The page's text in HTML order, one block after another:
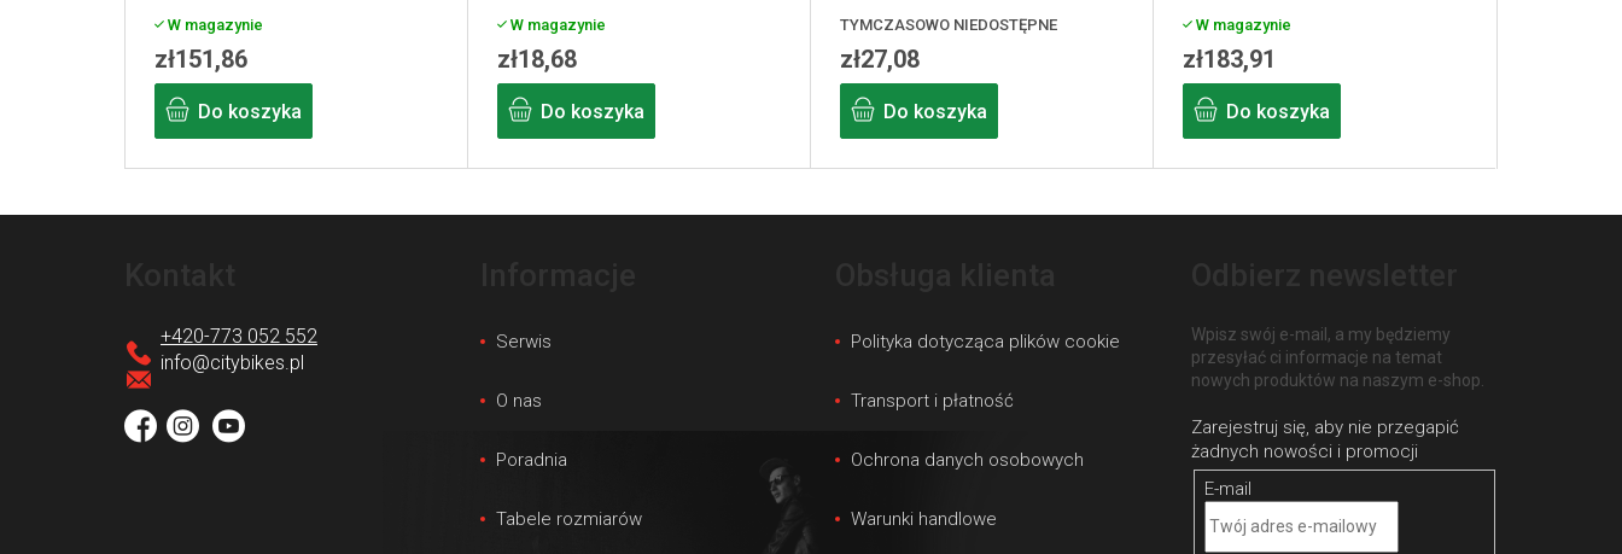
W magazynie
zł151,86
Do koszyka
W magazynie
zł18,68
Do koszyka
TYMCZASOWO NIEDOSTĘPNE
zł27,08
Do koszyka
W magazynie
zł183,91
Do koszyka
info@citybikes.pl
+420-773 052 552 Serwis
O nas
Poradnia
Tabele rozmiarów
Polityka dotycząca plików cookie
Transport i płatność
Ochrona danych osobowych
Warunki handlowe
Wpisz swój e-mail, a my będziemy
przesyłać ci informacje na temat
nowych produktów na naszym e-shop.
E-mail